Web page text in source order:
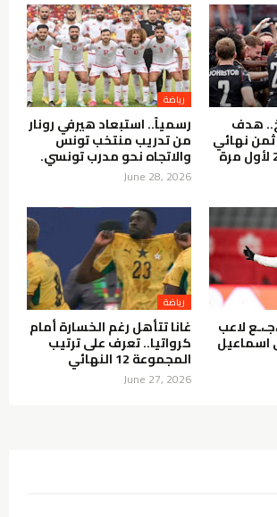
هدف
نهائي
رياضة
رسمياً.. استبعاد هيرفي رونار
من تدريب منتخب تونس
والاتجاه نحو مدرب تونسي.
June 28, 2026
لاعب
اسماعيل
رياضة
غانا تتأهل رغم الخسارة أمام
كرواتيا.. تعرف على ترتيب
المجموعة 12 النهائي
June 27, 2026